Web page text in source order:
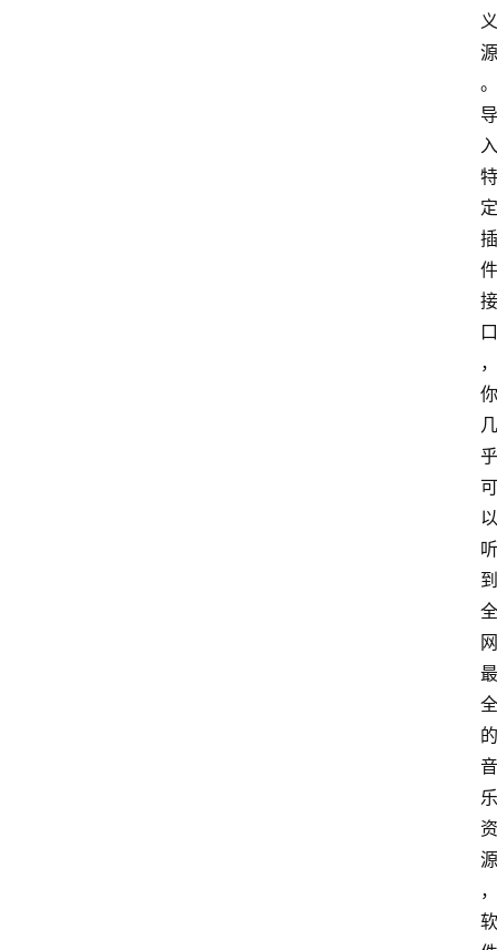
义
源
。
导
入
特
定
插
件
接
口
，
你
几
乎
可
以
听
到
全
网
最
全
的
音
乐
资
源
，
软